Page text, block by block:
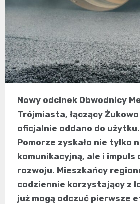
Nowy odcinek Obwodnicy
Trójmiasta, łączący
oficjalnie oddano do użytku.
Pomorze zyskało nie tylko
komunikacyjną, ale i impuls
rozwoju. Mieszkańcy
codziennie korzystający z
już mogą odczuć pierwsze